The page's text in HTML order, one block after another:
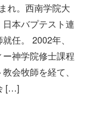
れ。西南学院大
本バプテスト連
任。 2002年、
神学院修士課程
会牧師を経て、
[…]